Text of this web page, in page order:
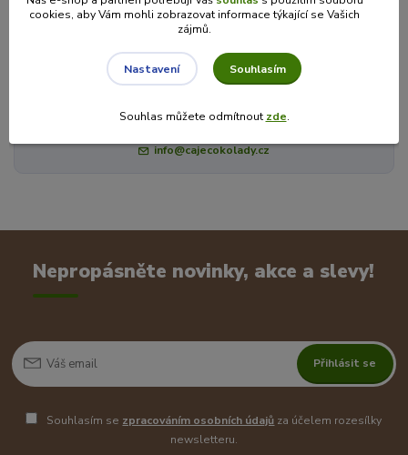
+420 725 846 639
info@cajecokolady.cz
Nepropásněte novinky, akce a slevy!
Přihlásit se
Souhlasím se zpracováním osobních údajů za účelem rozesílky
newsletteru.
cookies, aby Vám mohli zobrazovat informace týkající se Vašich
zájmů.
Nastavení Souhlasím
Souhlas můžete odmítnout zde.